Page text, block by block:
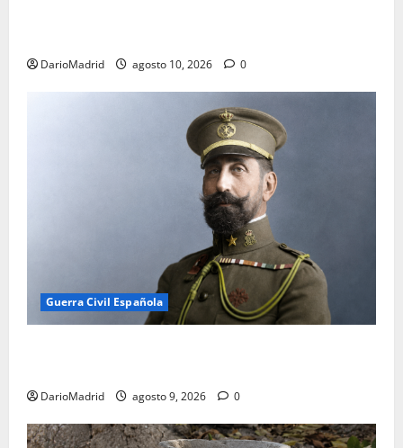
DarioMadrid agosto 10, 2026 0
Guerra Civil Española
DarioMadrid agosto 9, 2026 0